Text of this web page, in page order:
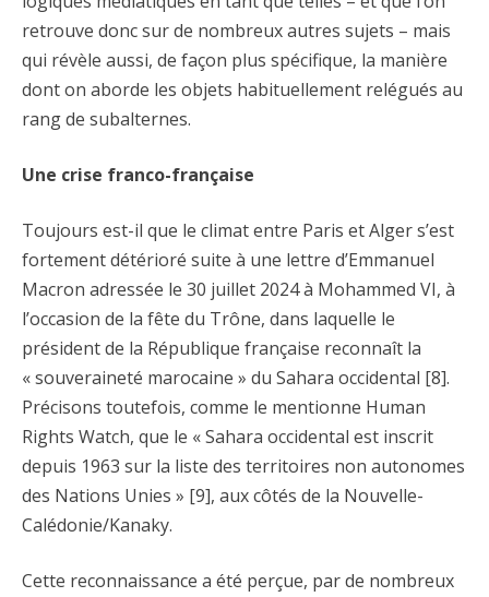
retrouve donc sur de nombreux autres sujets – mais
qui révèle aussi, de façon plus spécifique, la manière
dont on aborde les objets habituellement relégués au
rang de subalternes.
Une crise franco-française
Toujours est-il que le climat entre Paris et Alger s’est
fortement détérioré suite à une lettre d’Emmanuel
Macron adressée le 30 juillet 2024 à Mohammed VI, à
l’occasion de la fête du Trône, dans laquelle le
président de la République française reconnaît la
« souveraineté marocaine » du Sahara occidental [8].
Précisons toutefois, comme le mentionne Human
Rights Watch, que le « Sahara occidental est inscrit
depuis 1963 sur la liste des territoires non autonomes
des Nations Unies » [9], aux côtés de la Nouvelle-
Calédonie/Kanaky.
Cette reconnaissance a été perçue, par de nombreux